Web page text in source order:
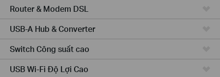
Router & Modem DSL
USB-A Hub & Converter
Switch Công suất cao
USB Wi-Fi Độ Lợi Cao